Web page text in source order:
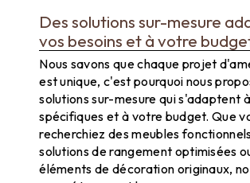
Des solutions sur-mesure
vos besoins et à votre
Nous savons que chaque projet
est unique, c'est pourquoi nous
solutions sur-mesure qui s'adaptent
spécifiques et à votre budget. Que
recherchiez des meubles
solutions de rangement optimisées
éléments de décoration originaux,